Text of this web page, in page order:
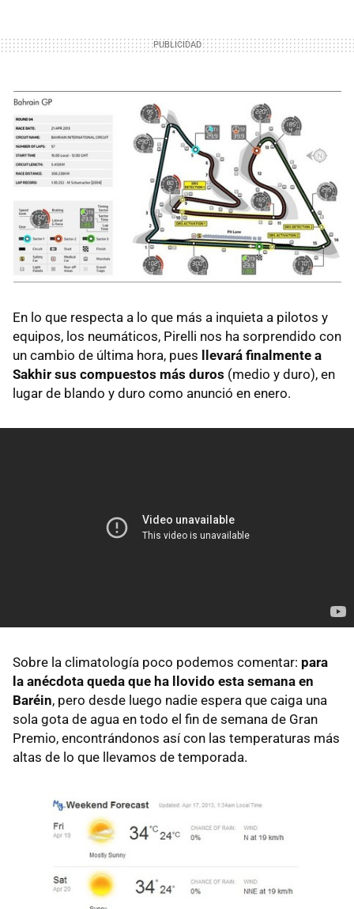
En lo que respecta a lo que más a inquieta a pilotos y
equipos, los neumáticos, Pirelli nos ha sorprendido con
un cambio de última hora, pues llevará finalmente a
Sakhir sus compuestos más duros (medio y duro), en
lugar de blando y duro como anunció en enero.
Sobre la climatología poco podemos comentar: para
la anécdota queda que ha llovido esta semana en
Baréin, pero desde luego nadie espera que caiga una
sola gota de agua en todo el fin de semana de Gran
Premio, encontrándonos así con las temperaturas más
altas de lo que llevamos de temporada.